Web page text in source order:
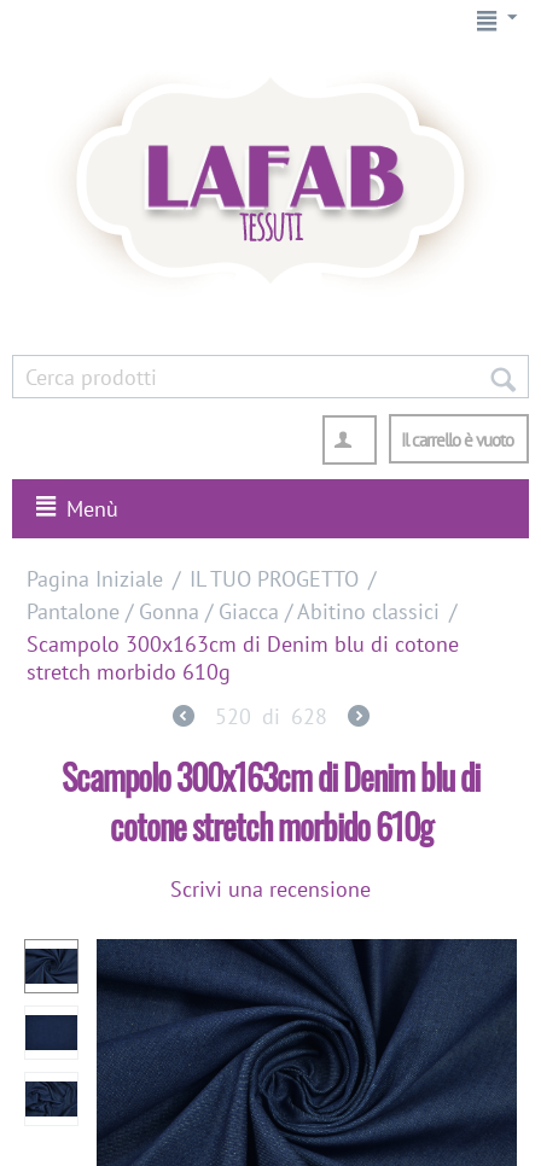
Il carrello è vuoto
Menù
Pagina Iniziale / IL TUO PROGETTO /
Pantalone / Gonna / Giacca / Abitino classici /
Scampolo 300x163cm di Denim blu di cotone
stretch morbido 610g
520 di 628
Scampolo 300x163cm di Denim blu di
cotone stretch morbido 610g
Scrivi una recensione